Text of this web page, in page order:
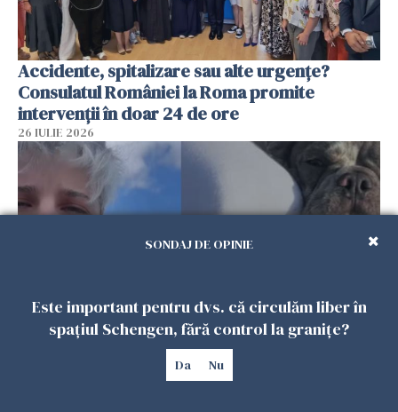
Accidente, spitalizare sau alte urgențe?
Consulatul României la Roma promite
intervenții în doar 24 de ore
26 IULIE 2026
Ce a pățit o româncă în timp ce își plimba
câinele în Germania. Mesajul ei a stârnit
SONDAJ DE OPINIE
Este important pentru dvs. că circulăm liber în
spațiul Schengen, fără control la granițe?
Da Nu